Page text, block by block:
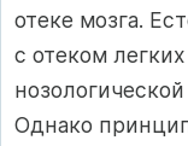
отеке мозга.
с отеком
Однако